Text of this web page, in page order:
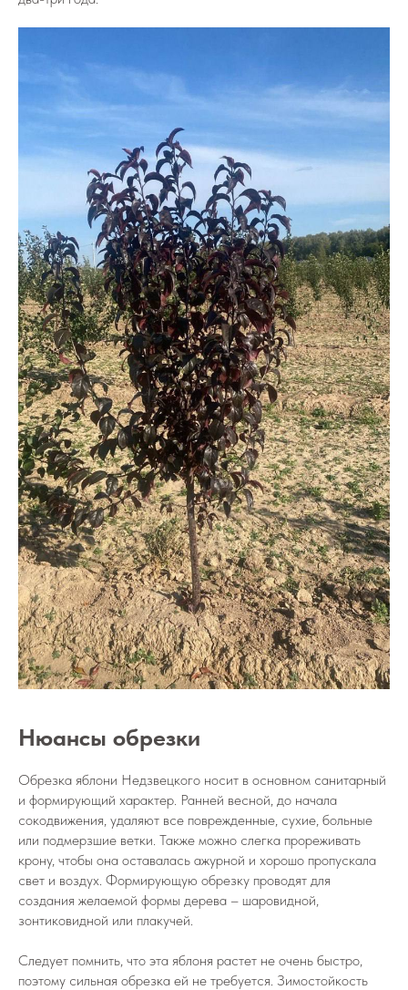
Нюансы обрезки
Обрезка яблони Недзвецкого носит в основном санитарный
и формирующий характер. Ранней весной, до начала
сокодвижения, удаляют все поврежденные, сухие, больные
или подмерзшие ветки. Также можно слегка прореживать
крону, чтобы она оставалась ажурной и хорошо пропускала
свет и воздух. Формирующую обрезку проводят для
создания желаемой формы дерева – шаровидной,
зонтиковидной или плакучей.
Следует помнить, что эта яблоня растет не очень быстро,
поэтому сильная обрезка ей не требуется. Зимостойкость